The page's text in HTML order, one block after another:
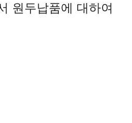
원두납품에 대하여